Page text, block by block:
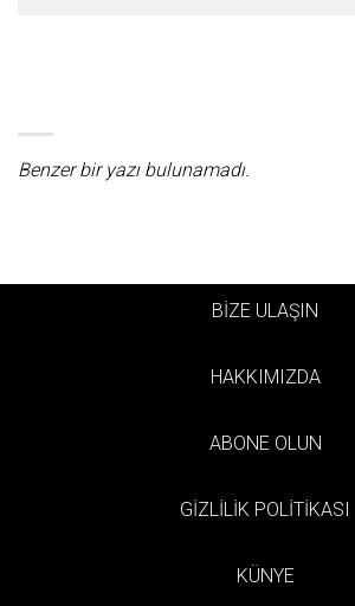
Benzer bir yazı bulunamadı.
BİZE ULAŞIN
HAKKIMIZDA
ABONE OLUN
GİZLİLİK POLİTİKASI
KÜNYE